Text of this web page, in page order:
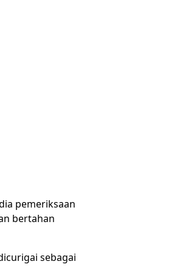
pemeriksaan
bertahan
sebagai